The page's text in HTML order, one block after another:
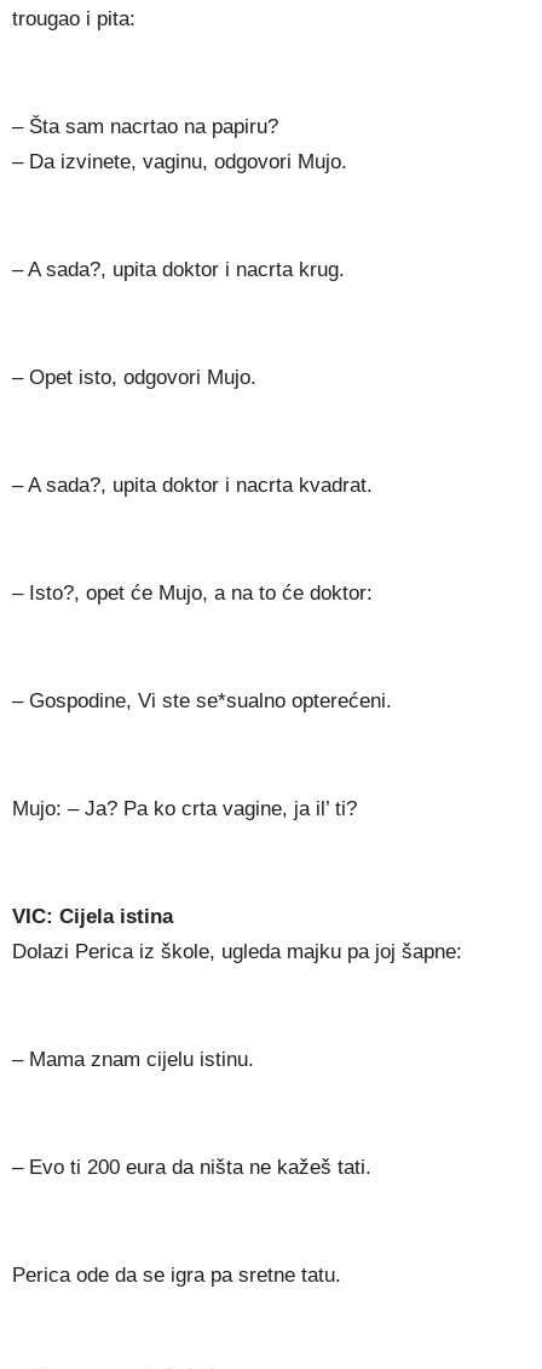
trougao i pita:
– Šta sam nacrtao na papiru?
– Da izvinete, vaginu, odgovori Mujo.
– A sada?, upita doktor i nacrta krug.
– Opet isto, odgovori Mujo.
– A sada?, upita doktor i nacrta kvadrat.
– Isto?, opet će Mujo, a na to će doktor:
– Gospodine, Vi ste se*sualno opterećeni.
Mujo: – Ja? Pa ko crta vagine, ja il’ ti?
VIC: Cijela istina
Dolazi Perica iz škole, ugleda majku pa joj šapne:
– Mama znam cijelu istinu.
– Evo ti 200 eura da ništa ne kažeš tati.
Perica ode da se igra pa sretne tatu.